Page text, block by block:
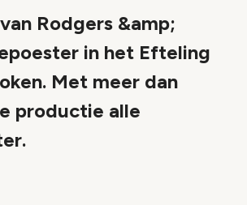
Rodgers &amp;
in het Efteling
Met meer dan
productie alle